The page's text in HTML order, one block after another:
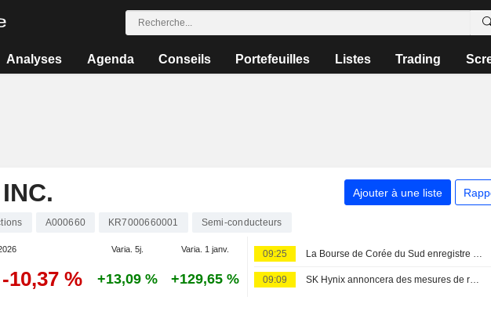
Analyses Agenda Conseils Portefeuilles Listes Trading
Ajouter à une liste
A000660 KR7000660001 Semi-conducteurs
Varia. 5j. Varia. 1 janv.
-10,37 % +13,09 % +129,65 %
09:25 La Bourse de Corée du Sud enregistre sa septième semaine consécutive de baisse, plombée par les doutes sur l'IA et les puces
09:09 SK Hynix annoncera des mesures de retour aux actionnaires supplémentaires au troisième trimestre